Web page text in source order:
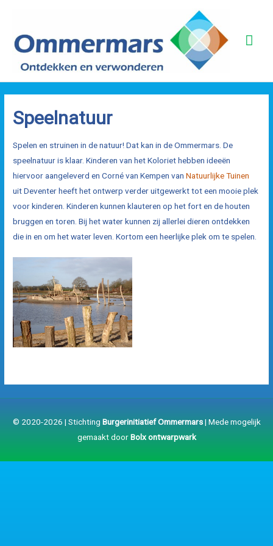
inhoud
Speelnatuur
Spelen en struinen in de natuur! Dat kan in de Ommermars. De
speelnatuur is klaar. Kinderen van het Koloriet hebben ideeën
hiervoor aangeleverd en Corné van Kempen vanNatuurlijke Tuinen
uit Deventer heeft het ontwerp verder uitgewerkt tot een mooie plek
voor kinderen. Kinderen kunnen klauteren op het fort en de houten
bruggen en toren. Bij het water kunnen zij allerlei dieren ontdekken
die in en om het water leven. Kortom een heerlijke plek om te spelen.
© 2020-2026 | Stichting Burgerinitiatief Ommermars| Mede mogelijk
gemaakt doorBolx ontwarpwark